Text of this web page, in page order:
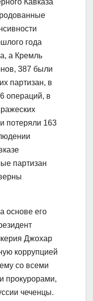
Кавказа
года
а Кремль
387 были
партизан, в
операций, в
потеряли 163
партизан
основе его
Джохар
коррупцией
со всеми
прокурорами,
чеченцы.